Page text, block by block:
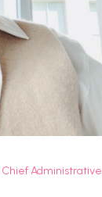
Administrative